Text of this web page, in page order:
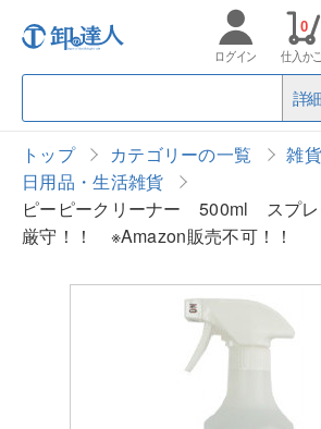
詳
ログイン 仕入か
0
トップ カテゴリーの一覧
雑貨
日用品・生活雑貨
ピーピークリーナー 500ml スプ
厳守！！ ※Amazon販売不可！！